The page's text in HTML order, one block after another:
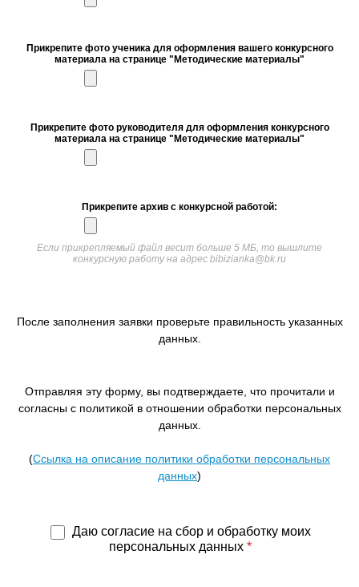
Прикрепите фото ученика для оформления вашего конкурсного
материала на странице "Методические материалы"
Прикрепите фото руководителя для оформления конкурсного
материала на странице "Методические материалы"
Прикрепите архив с конкурсной работой:
Если прикрепляемый файл весит больше 5 МБ, то вышлите
конкурсную работу на адрес bibizianka@bk.ru
После заполнения заявки проверьте правильность указанных
данных.
Отправляя эту форму, вы подтверждаете, что прочитали и
согласны с политикой в отношении обработки персональных
данных.
(Ссылка на описание политики обработки персональных
данных)
Даю согласие на сбор и обработку моих
персональных данных *